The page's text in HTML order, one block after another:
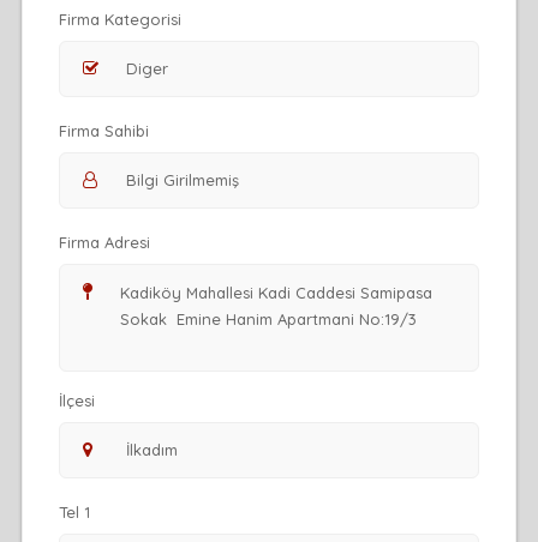
Firma Kategorisi
Firma Sahibi
Firma Adresi
İlçesi
Tel 1